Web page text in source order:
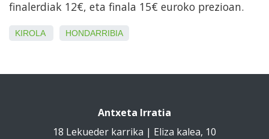
finalerdiak 12€, eta finala 15€ euroko prezioan.
KIROLA HONDARRIBIA
Antxeta Irratia
18 Lekueder karrika | Eliza kalea, 10